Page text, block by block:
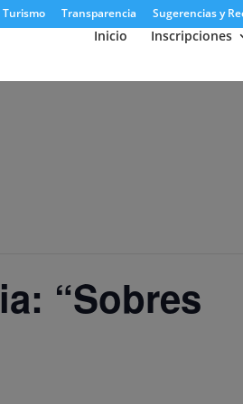
Turismo Transparencia Sugerencias y
Inicio Inscripciones
“Sobres